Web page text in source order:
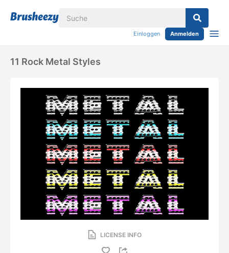
Einloggen Anmelden
11 Rock Metal Styles
LICENSE INFO